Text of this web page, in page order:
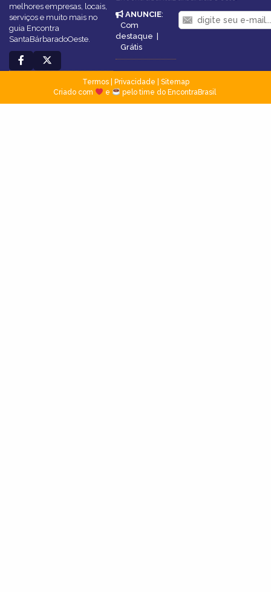
melhores empresas, locais,
serviços e muito mais no
guia Encontra
SantaBárbaradoOeste.
ANUNCIE:
Com
destaque |
Grátis
Termos| Privacidade
Sitemap
Criado com
e pelo time do EncontraBrasil